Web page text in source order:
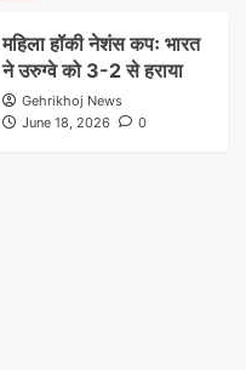
महिला हॉकी नेशंस कपः भारत
ने उरुग्वे को 3-2 से हराया
Gehrikhoj News
June 18, 2026
0